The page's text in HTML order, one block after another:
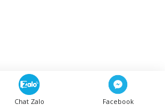
Chat Zalo Facebook